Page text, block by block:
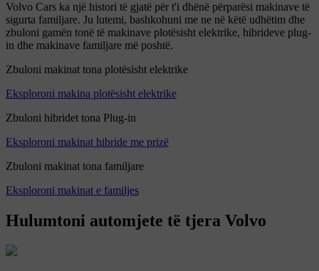
Volvo Cars ka një histori të gjatë për t'i dhënë përparësi makinave të
sigurta familjare. Ju lutemi, bashkohuni me ne në këtë udhëtim dhe
zbuloni gamën tonë të makinave plotësisht elektrike, hibrideve plug-
in dhe makinave familjare më poshtë.
Zbuloni makinat tona plotësisht elektrike
Eksploroni makina plotësisht elektrike
Zbuloni hibridet tona Plug-in
Eksploroni makinat hibride me prizë
Zbuloni makinat tona familjare
Eksploroni makinat e familjes
Hulumtoni automjete të tjera Volvo